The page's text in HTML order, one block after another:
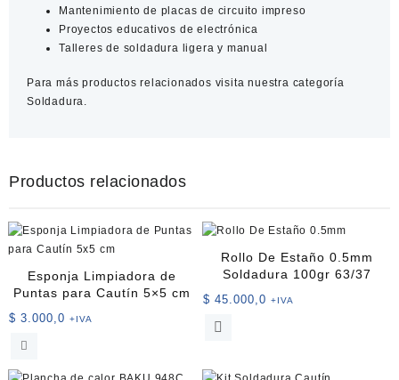
Mantenimiento de placas de circuito impreso
Proyectos educativos de electrónica
Talleres de soldadura ligera y manual
Para más productos relacionados visita nuestra categoría
Soldadura.
Productos relacionados
Esponja Limpiadora de
Puntas para Cautín 5×5 cm
$ 3.000,0 +IVA
Rollo De Estaño 0.5mm
Soldadura 100gr 63/37
$ 45.000,0 +IVA